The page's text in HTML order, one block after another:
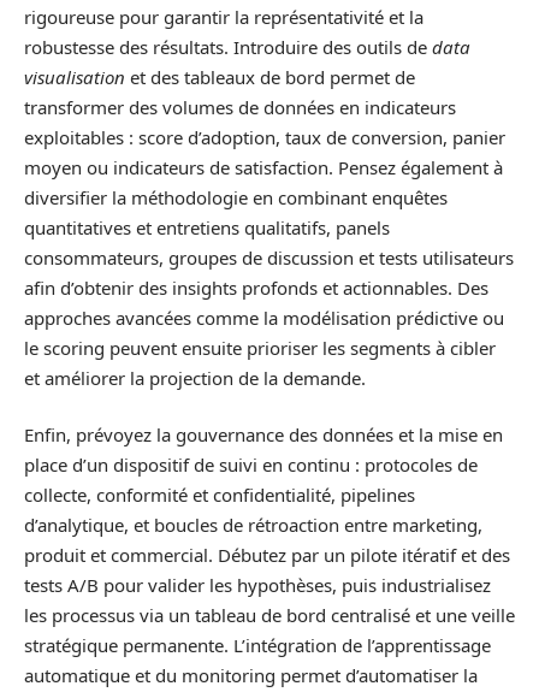
rigoureuse pour garantir la représentativité et la
robustesse des résultats. Introduire des outils de data
visualisation et des tableaux de bord permet de
transformer des volumes de données en indicateurs
exploitables : score d’adoption, taux de conversion, panier
moyen ou indicateurs de satisfaction. Pensez également à
diversifier la méthodologie en combinant enquêtes
quantitatives et entretiens qualitatifs, panels
consommateurs, groupes de discussion et tests utilisateurs
afin d’obtenir des insights profonds et actionnables. Des
approches avancées comme la modélisation prédictive ou
le scoring peuvent ensuite prioriser les segments à cibler
et améliorer la projection de la demande.
Enfin, prévoyez la gouvernance des données et la mise en
place d’un dispositif de suivi en continu : protocoles de
collecte, conformité et confidentialité, pipelines
d’analytique, et boucles de rétroaction entre marketing,
produit et commercial. Débutez par un pilote itératif et des
tests A/B pour valider les hypothèses, puis industrialisez
les processus via un tableau de bord centralisé et une veille
stratégique permanente. L’intégration de l’apprentissage
automatique et du monitoring permet d’automatiser la